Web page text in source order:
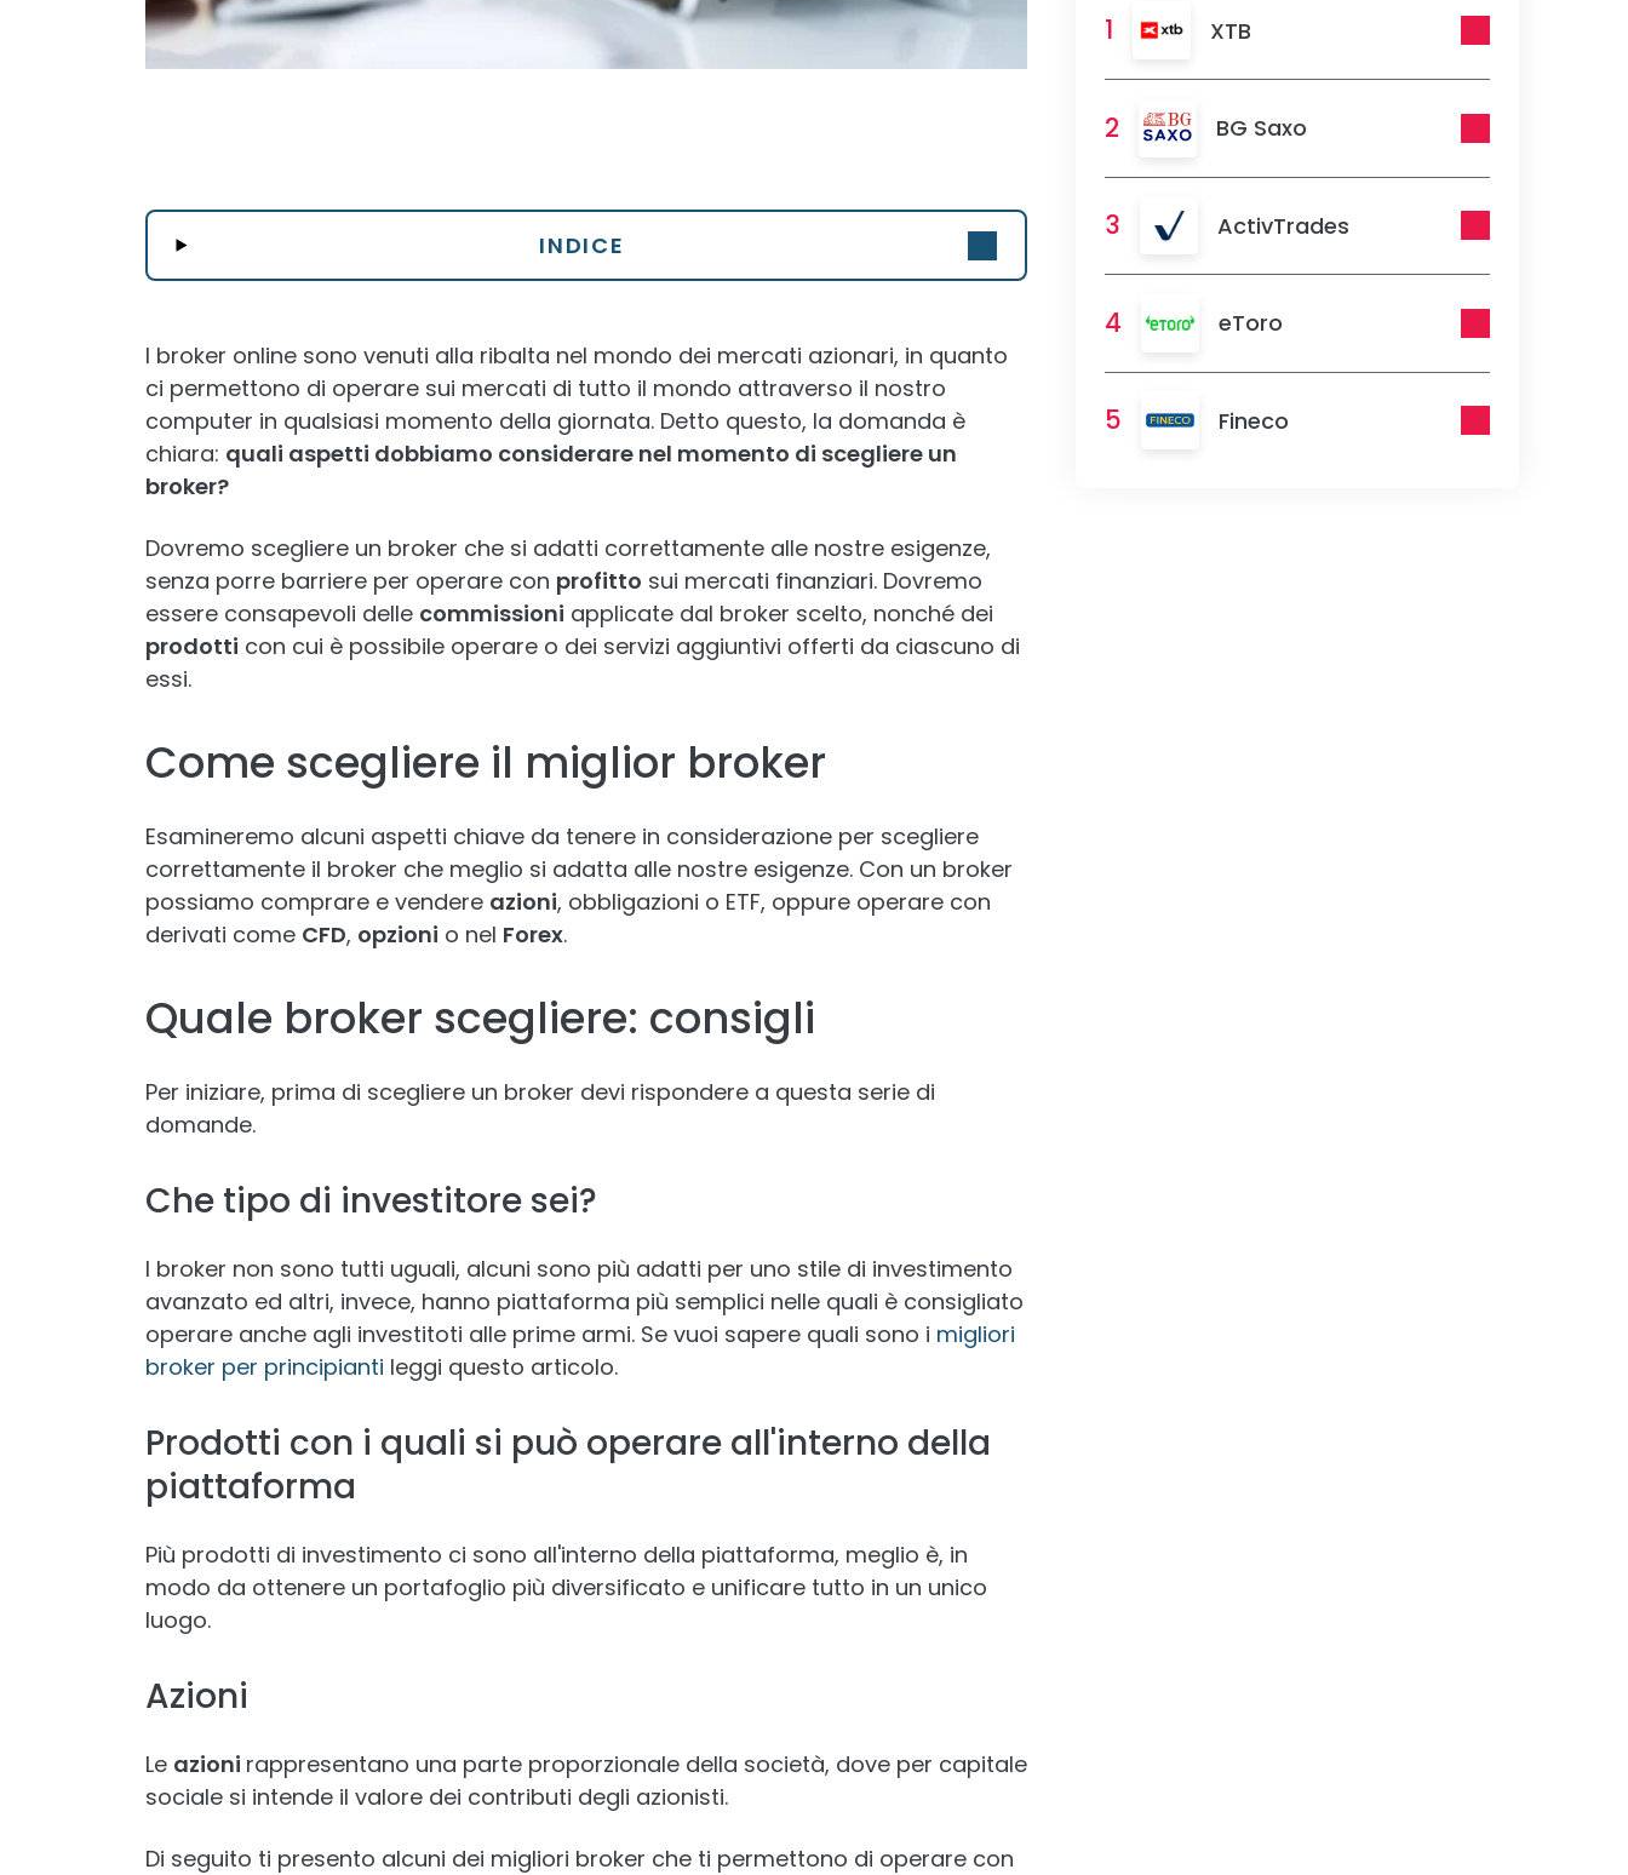
INDICE
I broker online sono venuti alla ribalta nel mondo dei mercati azionari, in quanto
ci permettono di operare sui mercati di tutto il mondo attraverso il nostro
computer in qualsiasi momento della giornata. Detto questo, la domanda è
chiara: quali aspetti dobbiamo considerare nel momento di scegliere un
broker?
Dovremo scegliere un broker che si adatti correttamente alle nostre esigenze,
senza porre barriere per operare con profitto sui mercati finanziari. Dovremo
essere consapevoli delle commissioni applicate dal broker scelto, nonché dei
prodotti con cui è possibile operare o dei servizi aggiuntivi offerti da ciascuno di
essi.
Come scegliere il miglior broker
Esamineremo alcuni aspetti chiave da tenere in considerazione per scegliere
correttamente il broker che meglio si adatta alle nostre esigenze. Con un broker
possiamo comprare e vendere azioni, obbligazioni o ETF, oppure operare con
derivati come CFD, opzioni o nel Forex.
Quale broker scegliere: consigli
Per iniziare, prima di scegliere un broker devi rispondere a questa serie di
domande.
Che tipo di investitore sei?
I broker non sono tutti uguali, alcuni sono più adatti per uno stile di investimento
avanzato ed altri, invece, hanno piattaforma più semplici nelle quali è consigliato
operare anche agli investitoti alle prime armi. Se vuoi sapere quali sono i migliori
broker per principianti leggi questo articolo.
Prodotti con i quali si può operare all'interno della
piattaforma
Più prodotti di investimento ci sono all'interno della piattaforma, meglio è, in
modo da ottenere un portafoglio più diversificato e unificare tutto in un unico
luogo.
Azioni
Le azioni rappresentano una parte proporzionale della società, dove per capitale
sociale si intende il valore dei contributi degli azionisti.
Di seguito ti presento alcuni dei migliori broker che ti permettono di operare con
1 XTB
2 BG Saxo
3 ActivTrades
4 eToro
5 Fineco